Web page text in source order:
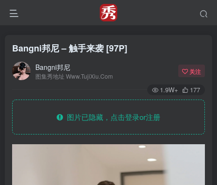
Bangni邦尼 – 触手来袭 [97P]
Bangni邦尼
图集秀地址 Www.TujiXiu.Com
关注
1.9W+ 177
图片已隐藏，点击登录or注册